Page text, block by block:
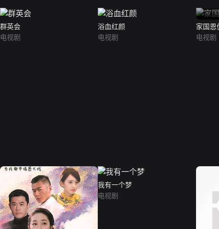
群英会
电视剧
浴血红颜
电视剧
家国恩
电视剧
我有一个梦
电视剧